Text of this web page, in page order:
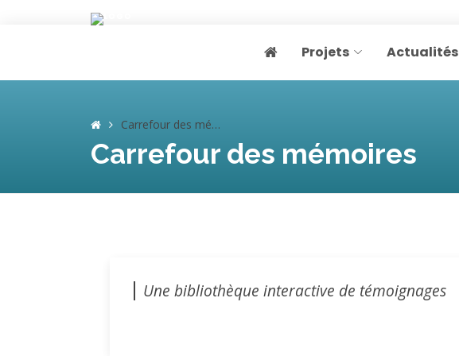
Page home
Projets Actualités
Carrefour des mémoires
Carrefour des mémoires
Une bibliothèque interactive de témoignages